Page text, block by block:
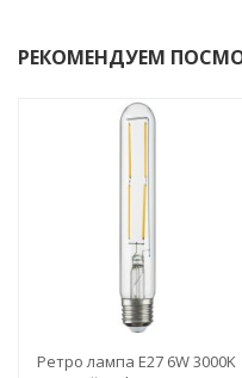
РЕКОМЕНДУЕМ
Ретро лампа Е27 6W 3000K